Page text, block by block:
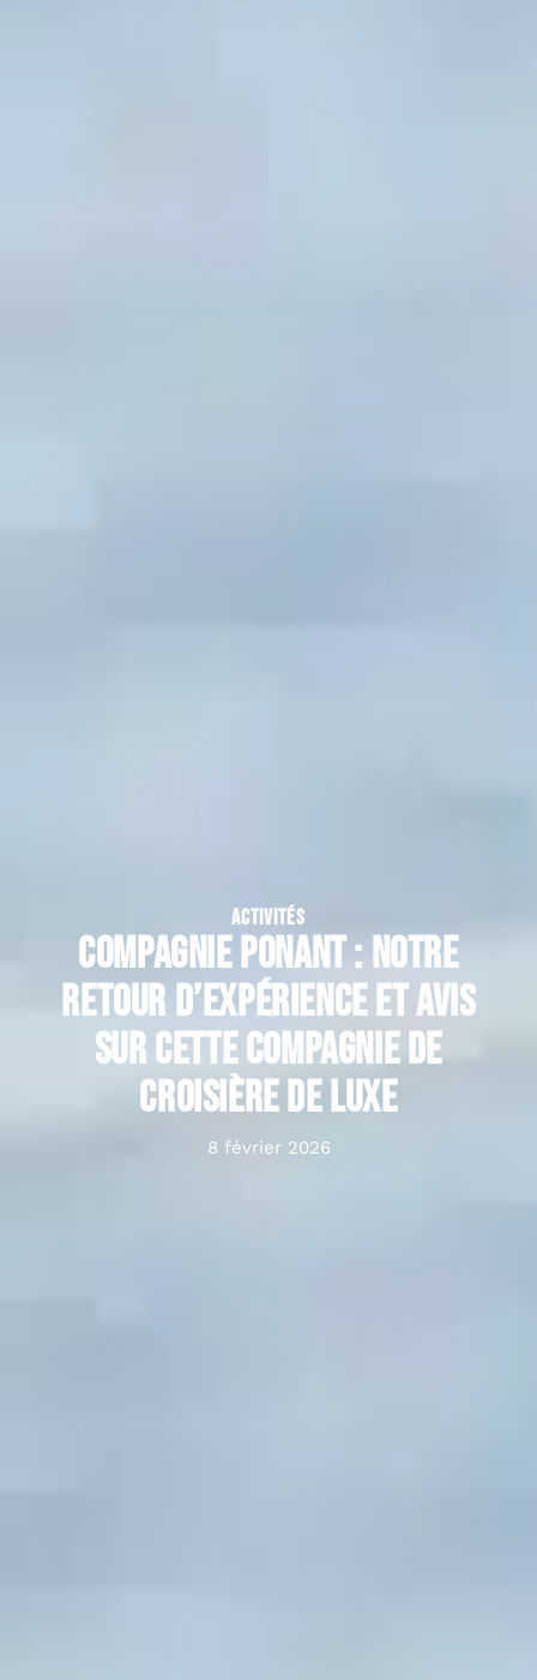
ACTIVITÉS
Compagnie Ponant : notre
retour d’expérience et avis
sur cette compagnie de
croisière de luxe
8 février 2026